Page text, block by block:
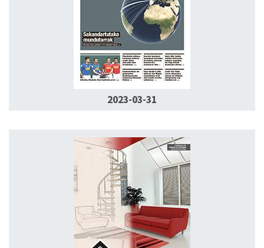
2023-03-31